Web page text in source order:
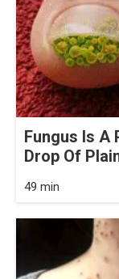
Fungus Is A
Drop Of
49 min